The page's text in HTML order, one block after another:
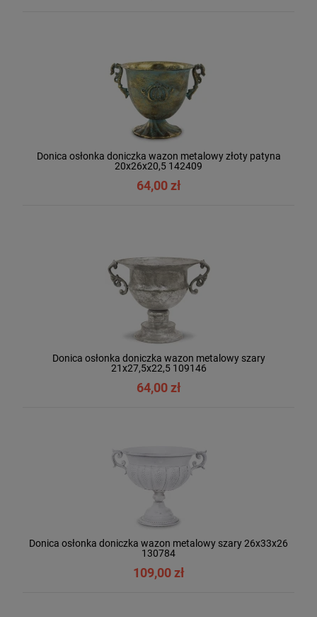
Donica osłonka doniczka wazon metalowy złoty patyna
20x26x20,5 142409
64,00 zł
Donica osłonka doniczka wazon metalowy szary
21x27,5x22,5 109146
64,00 zł
Donica osłonka doniczka wazon metalowy szary 26x33x26
130784
109,00 zł